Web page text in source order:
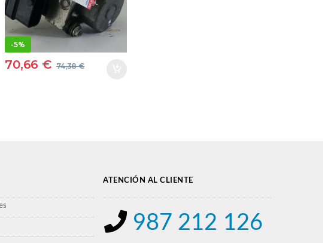
0265260474
265260474 NEGRO
MODULADOR
-5%
70,66 € 74,38€
ATENCIÓN AL CLIENTE
987 212 126